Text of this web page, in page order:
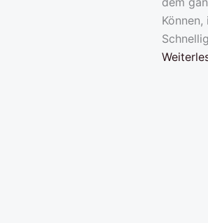
Können,